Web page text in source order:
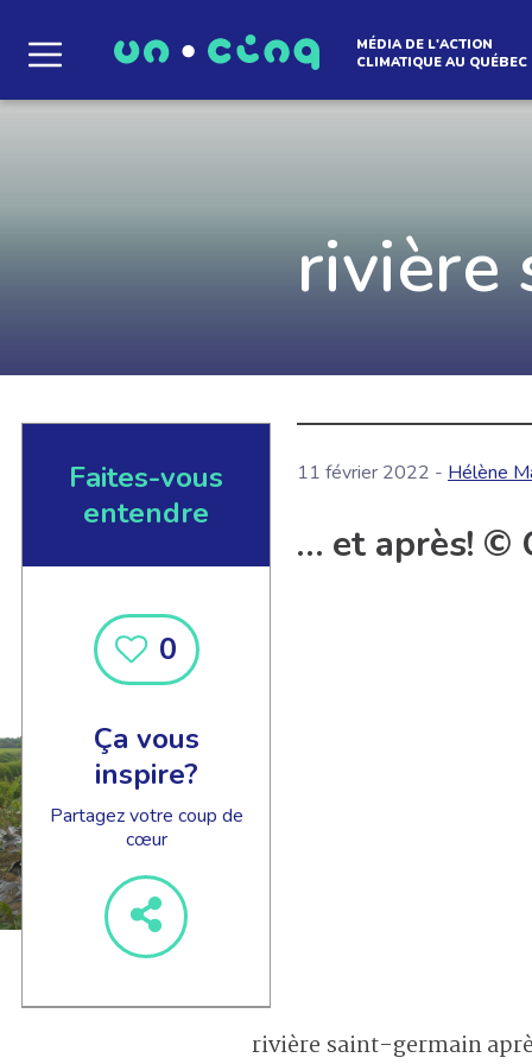
Le média qui
Que des solutions concrètes et inspirantes.
EN SAVOIR +
MÉDIA DE L'ACTION
CLIMATIQUE AU QUÉBEC
rivière
Faites-vous
entendre
0
Ça vous
inspire?
Partagez votre coup de
cœur
11 février 2022 - Hélène
… et après! ©
rivière saint-germain